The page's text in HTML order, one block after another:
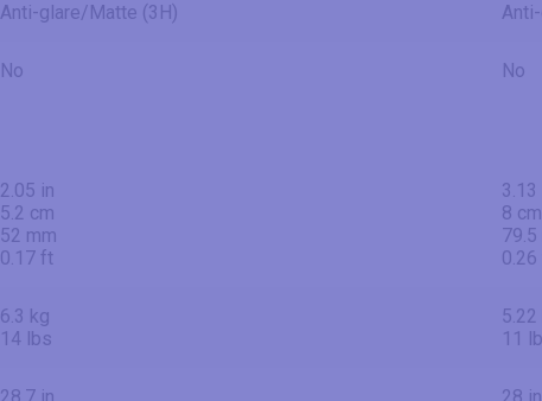
Anti-glare/Matte (3H)
No No
2.05 in
5.2 cm
52 mm
0.17 ft
3.13
8 cm
79.5
6.3 kg
14 lbs
5.22
11